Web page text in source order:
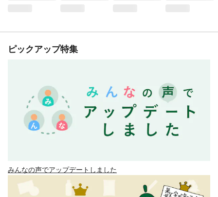
ピックアップ特集
みんなの声でアップデートしました